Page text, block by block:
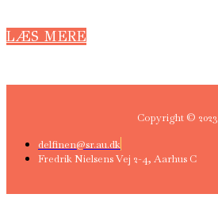
LÆS MERE
Copyright © 2023
delfinen@sr.au.dk
Fredrik Nielsens Vej 2-4, Aarhus C